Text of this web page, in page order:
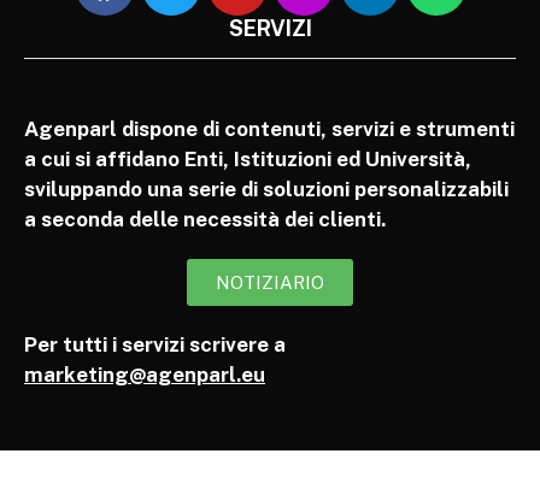
SERVIZI
Agenparl dispone di contenuti, servizi e strumenti
a cui si affidano Enti, Istituzioni ed Università,
sviluppando una serie di soluzioni personalizzabili
a seconda delle necessità dei clienti.
NOTIZIARIO
Per tutti i servizi scrivere a
marketing@agenparl.eu